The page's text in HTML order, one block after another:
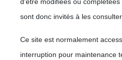
sont donc invités à les
Ce site est normalement
interruption pour maintenance